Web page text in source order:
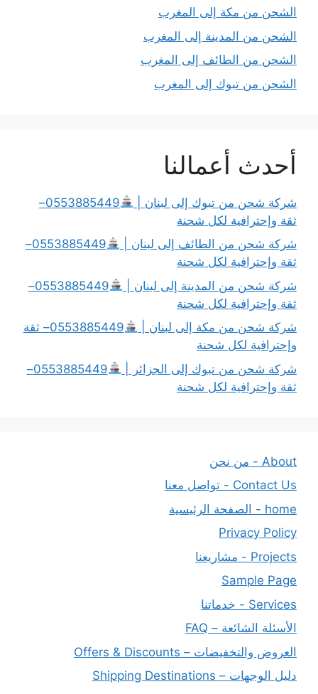
الشحن من مكة إلى المغرب
الشحن من المدينة إلى المغرب
الشحن من الطائف إلى المغرب
الشحن من تبوك إلى المغرب
أحدث أعمالنا
شركة شحن من تبوك إلى لبنان |
0553885449–
ثقة وإحترافية لكل شحنة
شركة شحن من الطائف إلى لبنان |
0553885449–
ثقة وإحترافية لكل شحنة
شركة شحن من المدينة إلى لبنان |
0553885449–
ثقة وإحترافية لكل شحنة
شركة شحن من مكة إلى لبنان |
0553885449– ثقة
وإحترافية لكل شحنة
شركة شحن من تبوك إلى الجزائر |
0553885449–
ثقة وإحترافية لكل شحنة
About - من نحن
Contact Us - تواصل معنا
home - الصفحة الرئيسية
Privacy Policy
Projects - مشاريعنا
Sample Page
Services - خدماتنا
الأسئلة الشائعة – FAQ
العروض والتخفيضات – Offers & Discounts
دليل الوجهات – Shipping Destinations